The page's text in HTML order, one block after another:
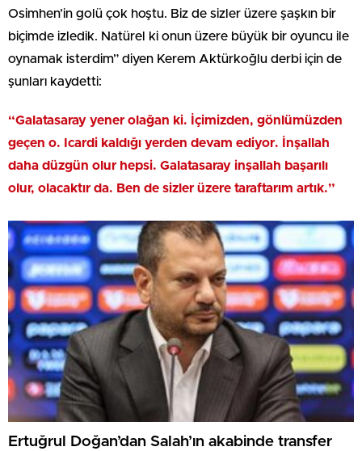
Osimhen’in golü çok hoştu. Biz de sizler üzere şaşkın bir
biçimde izledik. Natürel ki onun üzere büyük bir oyuncu ile
oynamak isterdim” diyen Kerem Aktürkoğlu derbi için de
şunları kaydetti:
“Galatasaray yener olağan ki. İçimizden, gönlümüzden
geçen o.
Icardi kaldığı yerden devam ediyor. İnşallah
daha düzgün olur hepsi. Galatasaray inşallah başarılı
olur, olacaktır da. Ben de sizler üzere taraftarım artık.”
Ertuğrul Doğan’dan Salah’ın akabinde transfer